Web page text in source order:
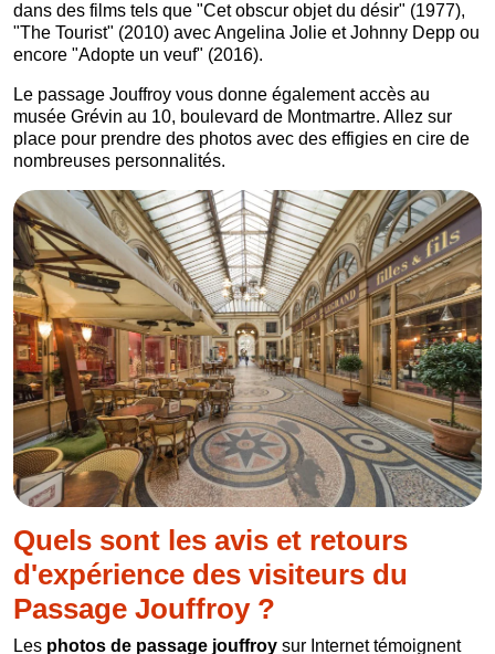
dans des films tels que "Cet obscur objet du désir" (1977),
"The Tourist" (2010) avec Angelina Jolie et Johnny Depp ou
encore "Adopte un veuf" (2016).
Le passage Jouffroy vous donne également accès au
musée Grévin au 10, boulevard de Montmartre. Allez sur
place pour prendre des photos avec des effigies en cire de
nombreuses personnalités.
Quels sont les avis et retours
d'expérience des visiteurs du
Passage Jouffroy ?
Les photos de passage jouffroy sur Internet témoignent